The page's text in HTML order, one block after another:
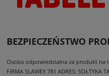
BEZPIECZEŃSTWO
Osoba odpowiedzialna za produkt na
FIRMA SLAWEX 781 ADRES: SOŁTYKA